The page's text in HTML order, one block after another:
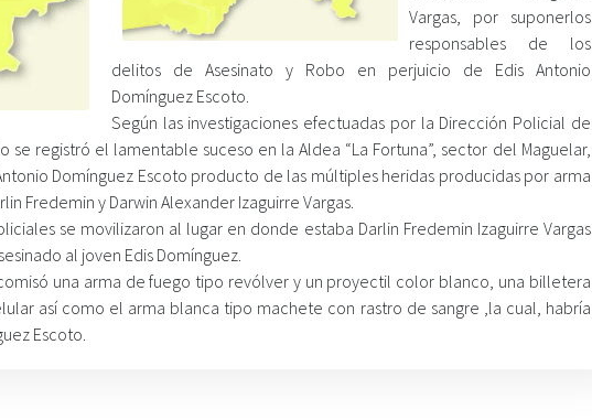
Vargas, por suponerlos
responsables de los
delitos de Asesinato y Robo en perjuicio de Edis Antonio
Domínguez Escoto.
Según las investigaciones efectuadas por la Dirección Policial de
registró el lamentable suceso en la Aldea “La Fortuna”, sector del Maguelar,
Domínguez Escoto producto de las múltiples heridas producidas por arma
Fredemin y Darwin Alexander Izaguirre Vargas.
se movilizaron al lugar en donde estaba Darlin Fredemin Izaguirre Vargas
al joven Edis Domínguez.
una arma de fuego tipo revólver y un proyectil color blanco, una billetera
así como el arma blanca tipo machete con rastro de sangre ,la cual, habría
Escoto.